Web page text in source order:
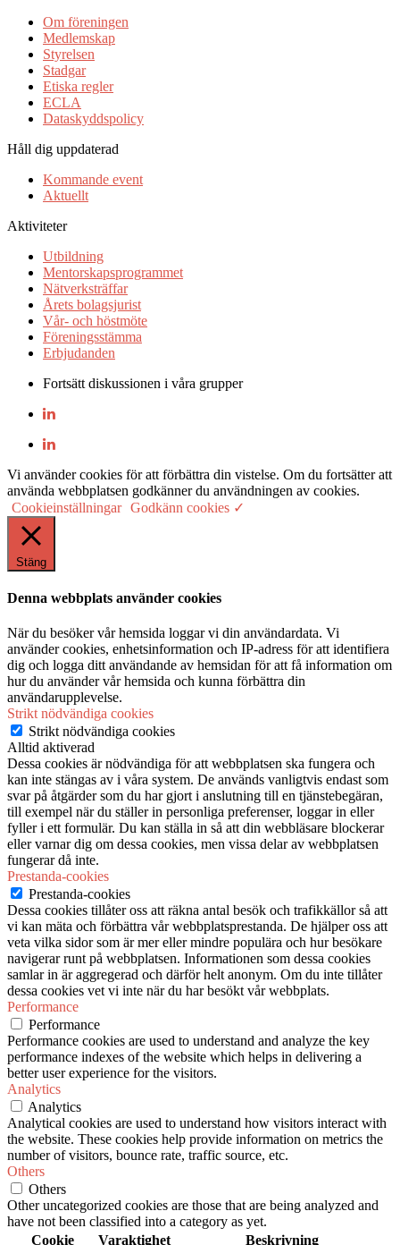
Om föreningen
Medlemskap
Styrelsen
Stadgar
Etiska regler
ECLA
Dataskyddspolicy
Håll dig uppdaterad
Kommande event
Aktuellt
Aktiviteter
Utbildning
Mentorskapsprogrammet
Nätverksträffar
Årets bolagsjurist
Vår- och höstmöte
Föreningsstämma
Erbjudanden
Fortsätt diskussionen i våra grupper
Vi använder cookies för att förbättra din vistelse. Om du fortsätter att
använda webbplatsen godkänner du användningen av cookies.
Cookieinställningar Godkänn cookies ✓
Stäng
Denna webbplats använder cookies
När du besöker vår hemsida loggar vi din användardata. Vi
använder cookies, enhetsinformation och IP-adress för att identifiera
dig och logga ditt användande av hemsidan för att få information om
hur du använder vår hemsida och kunna förbättra din
användarupplevelse.
Strikt nödvändiga cookies
Strikt nödvändiga cookies
Alltid aktiverad
Dessa cookies är nödvändiga för att webbplatsen ska fungera och
kan inte stängas av i våra system. De används vanligtvis endast som
svar på åtgärder som du har gjort i anslutning till en tjänstebegäran,
till exempel när du ställer in personliga preferenser, loggar in eller
fyller i ett formulär. Du kan ställa in så att din webbläsare blockerar
eller varnar dig om dessa cookies, men vissa delar av webbplatsen
fungerar då inte.
Prestanda-cookies
Prestanda-cookies
Dessa cookies tillåter oss att räkna antal besök och trafikkällor så att
vi kan mäta och förbättra vår webbplatsprestanda. De hjälper oss att
veta vilka sidor som är mer eller mindre populära och hur besökare
navigerar runt på webbplatsen. Informationen som dessa cookies
samlar in är aggregerad och därför helt anonym. Om du inte tillåter
dessa cookies vet vi inte när du har besökt vår webbplats.
Performance
Performance
Performance cookies are used to understand and analyze the key
performance indexes of the website which helps in delivering a
better user experience for the visitors.
Analytics
Analytics
Analytical cookies are used to understand how visitors interact with
the website. These cookies help provide information on metrics the
number of visitors, bounce rate, traffic source, etc.
Others
Others
Other uncategorized cookies are those that are being analyzed and
have not been classified into a category as yet.
Cookie
Varaktighet Beskrivning